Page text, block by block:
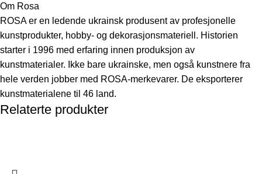
Om Rosa
ROSA er en ledende ukrainsk produsent av profesjonelle
kunstprodukter, hobby- og dekorasjonsmateriell. Historien
starter i 1996 med erfaring innen produksjon av
kunstmaterialer. Ikke bare ukrainske, men også kunstnere fra
hele verden jobber med ROSA-merkevarer. De eksporterer
kunstmaterialene til 46 land.
Relaterte produkter